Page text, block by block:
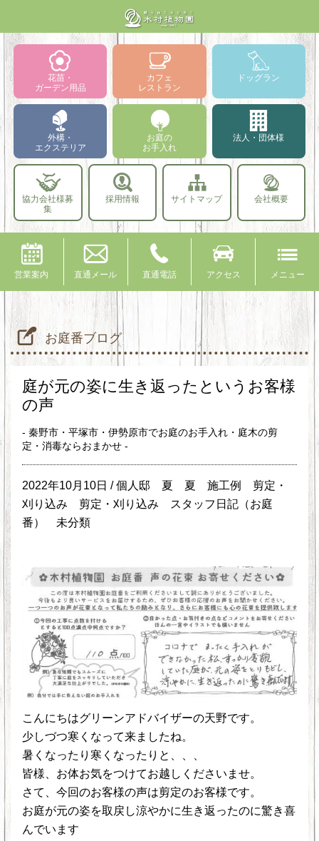
花苗・
ガーデン用品
カフェ
レストラン
ドッグラン
外構・
エクステリア
お庭の
お手入れ
法人・団体様
協力会社様募
集
採用情報 サイトマップ 会社概要
営業案内 直通メール 直通電話 アクセス メニュー
お庭番ブログ
庭が元の姿に生き返ったというお客様
の声
- 秦野市・平塚市・伊勢原市でお庭のお手入れ・庭木の剪
定・消毒ならおまかせ -
2022年10月10日 /個人邸 夏 夏 施工例
剪定・
刈り込み
剪定・刈り込み
スタッフ日記（お庭
番）
未分類
こんにちはグリーンアドバイザーの天野です。
少しづつ寒くなって来ましたね。
暑くなったり寒くなったりと、、、
皆様、お体お気をつけてお越しくださいませ。
さて、今回のお客様の声は剪定のお客様です。
お庭が元の姿を取戻し涼やかに生き返ったのに驚き喜
んでいます